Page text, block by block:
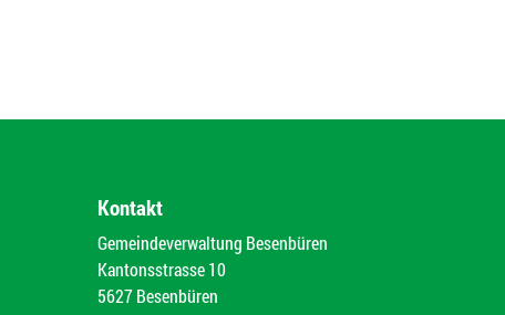
Kontakt
Gemeindeverwaltung Besenbüren
Kantonsstrasse 10
5627 Besenbüren